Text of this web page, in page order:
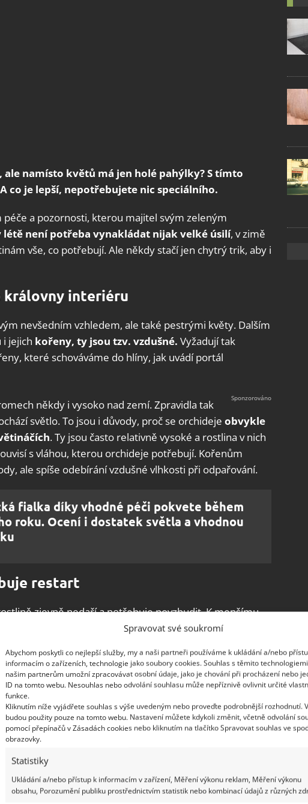
Spravovat své soukromí
Abychom poskytli co nejlepší služby, my a naši partneři používáme k ukládání a/nebo
informacím o zařízeních, technologie jako soubory cookies. Souhlas s těmito
našim partnerům umožní zpracovávat osobní údaje, jako je chování při procházení nebo
ID na tomto webu. Nesouhlas nebo odvolání souhlasu může nepříznivě ovlivnit určité
funkce.
Kliknutím níže vyjádřete souhlas s výše uvedeným nebo proveďte podrobnější rozhodnutí.
budou použity pouze na tomto webu. Nastavení můžete kdykoli změnit, včetně odvolání
pomocí přepínačů v Zásadách cookies nebo kliknutím na tlačítko Spravovat souhlas ve
obrazovky.
Statistiky
Ukládání a/nebo přístup k informacím v zařízení, Měření výkonu reklam, Měření výkonu
obsahu, Porozumění publiku prostřednictvím statistik nebo kombinací údajů z různých
namísto květů má jen holé pahýlky? S tímto
co je lepší, nepotřebujete nic speciálního.
a pozornosti, kterou majitel svým zeleným
létě není potřeba vynakládat nijak velké úsilí, v zimě
vše, co potřebují. Ale někdy stačí jen chytrý trik, aby i
královny interiéru
nevšedním vzhledem, ale také pestrými květy. Dalším
jejich kořeny, ty jsou tzv. vzdušné. Vyžadují tak
které schováváme do hlíny, jak uvádí portál
někdy i vysoko nad zemí. Zpravidla tak
světlo. To jsou i důvody, proč se orchideje obvykle
. Ty jsou často relativně vysoké a rostlina v nich
s vláhou, kterou orchideje potřebují. Kořenům
ale spíše odebírání vzdušné vlhkosti při odpařování.
fialka díky vhodné péči pokvete během
roku. Ocení i dostatek světla a vhodnou
restart
zjevně nedaří a potřebuje povzbudit. K menšímu
zpravidla v zimě, kdy v bytě proudísuchý
je nižší
webuKobietaInteriasnadná. Díky triku ze Švédska totiž